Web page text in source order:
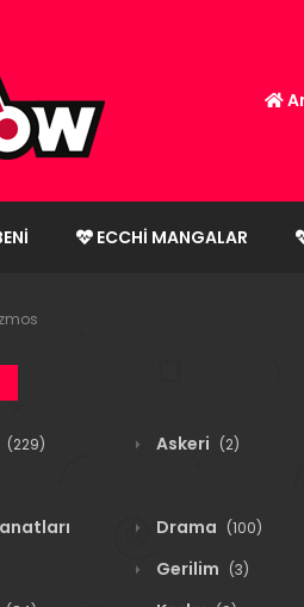
ECCHI MANGALAR
(229) Askeri (2)
Drama (100)
Gerilim (3)